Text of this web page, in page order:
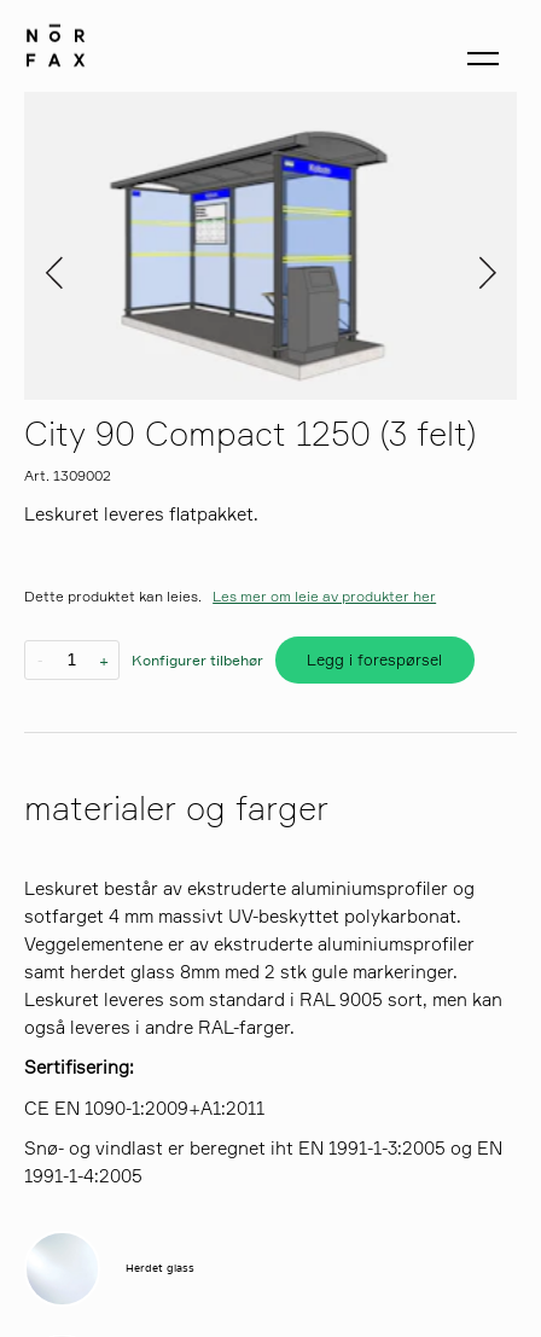
produkter
om oss
kontakt
City 90 Compact 1250 (3 felt)
Art. 1309002
Leskuret leveres flatpakket.
Dette produktet kan leies. Les mer om leie av produkter her
- + Konfigurer tilbehør Legg i forespørsel
materialer og farger
Leskuret består av ekstruderte aluminiumsprofiler og
sotfarget 4 mm massivt UV-beskyttet polykarbonat.
Veggelementene er av ekstruderte aluminiumsprofiler
samt herdet glass 8mm med 2 stk gule markeringer.
Leskuret leveres som standard i RAL 9005 sort, men kan
også leveres i andre RAL-farger.
Sertifisering:
CE EN 1090-1:2009+A1:2011
Snø- og vindlast er beregnet iht EN 1991-1-3:2005 og EN
1991-1-4:2005
Herdet glass